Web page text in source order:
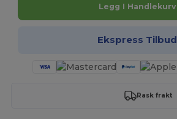
Legg I Handlekurv
Ekspress Tilbud
Rask frakt